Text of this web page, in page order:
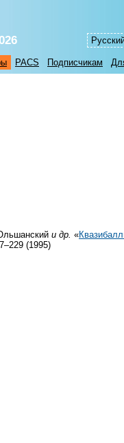
PACS Подписчикам
и др. «
(1995)